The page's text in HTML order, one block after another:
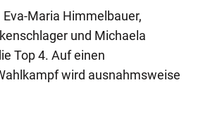
Maria Himmelbauer,
und Michaela
Top 4. Auf einen
wird ausnahmsweise